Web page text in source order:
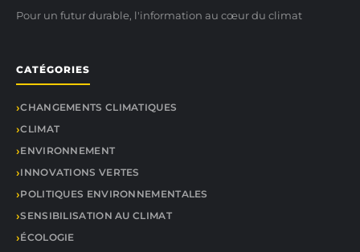
Pour un futur durable, l'information au cœur du climat
CATÉGORIES
CHANGEMENTS CLIMATIQUES
CLIMAT
ENVIRONNEMENT
INNOVATIONS VERTES
POLITIQUES ENVIRONNEMENTALES
SENSIBILISATION AU CLIMAT
ÉCOLOGIE